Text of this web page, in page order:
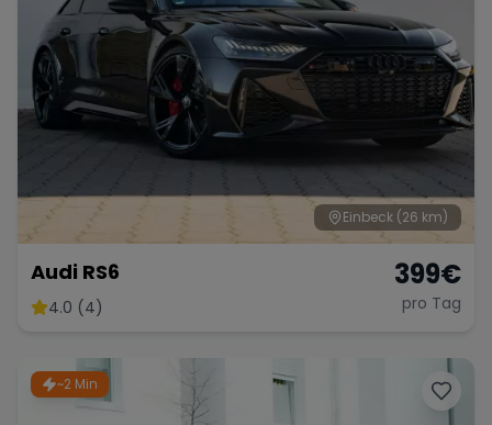
Einbeck (26 km)
Audi RS6
4.0 (4)
399€
pro Tag
~2 Min